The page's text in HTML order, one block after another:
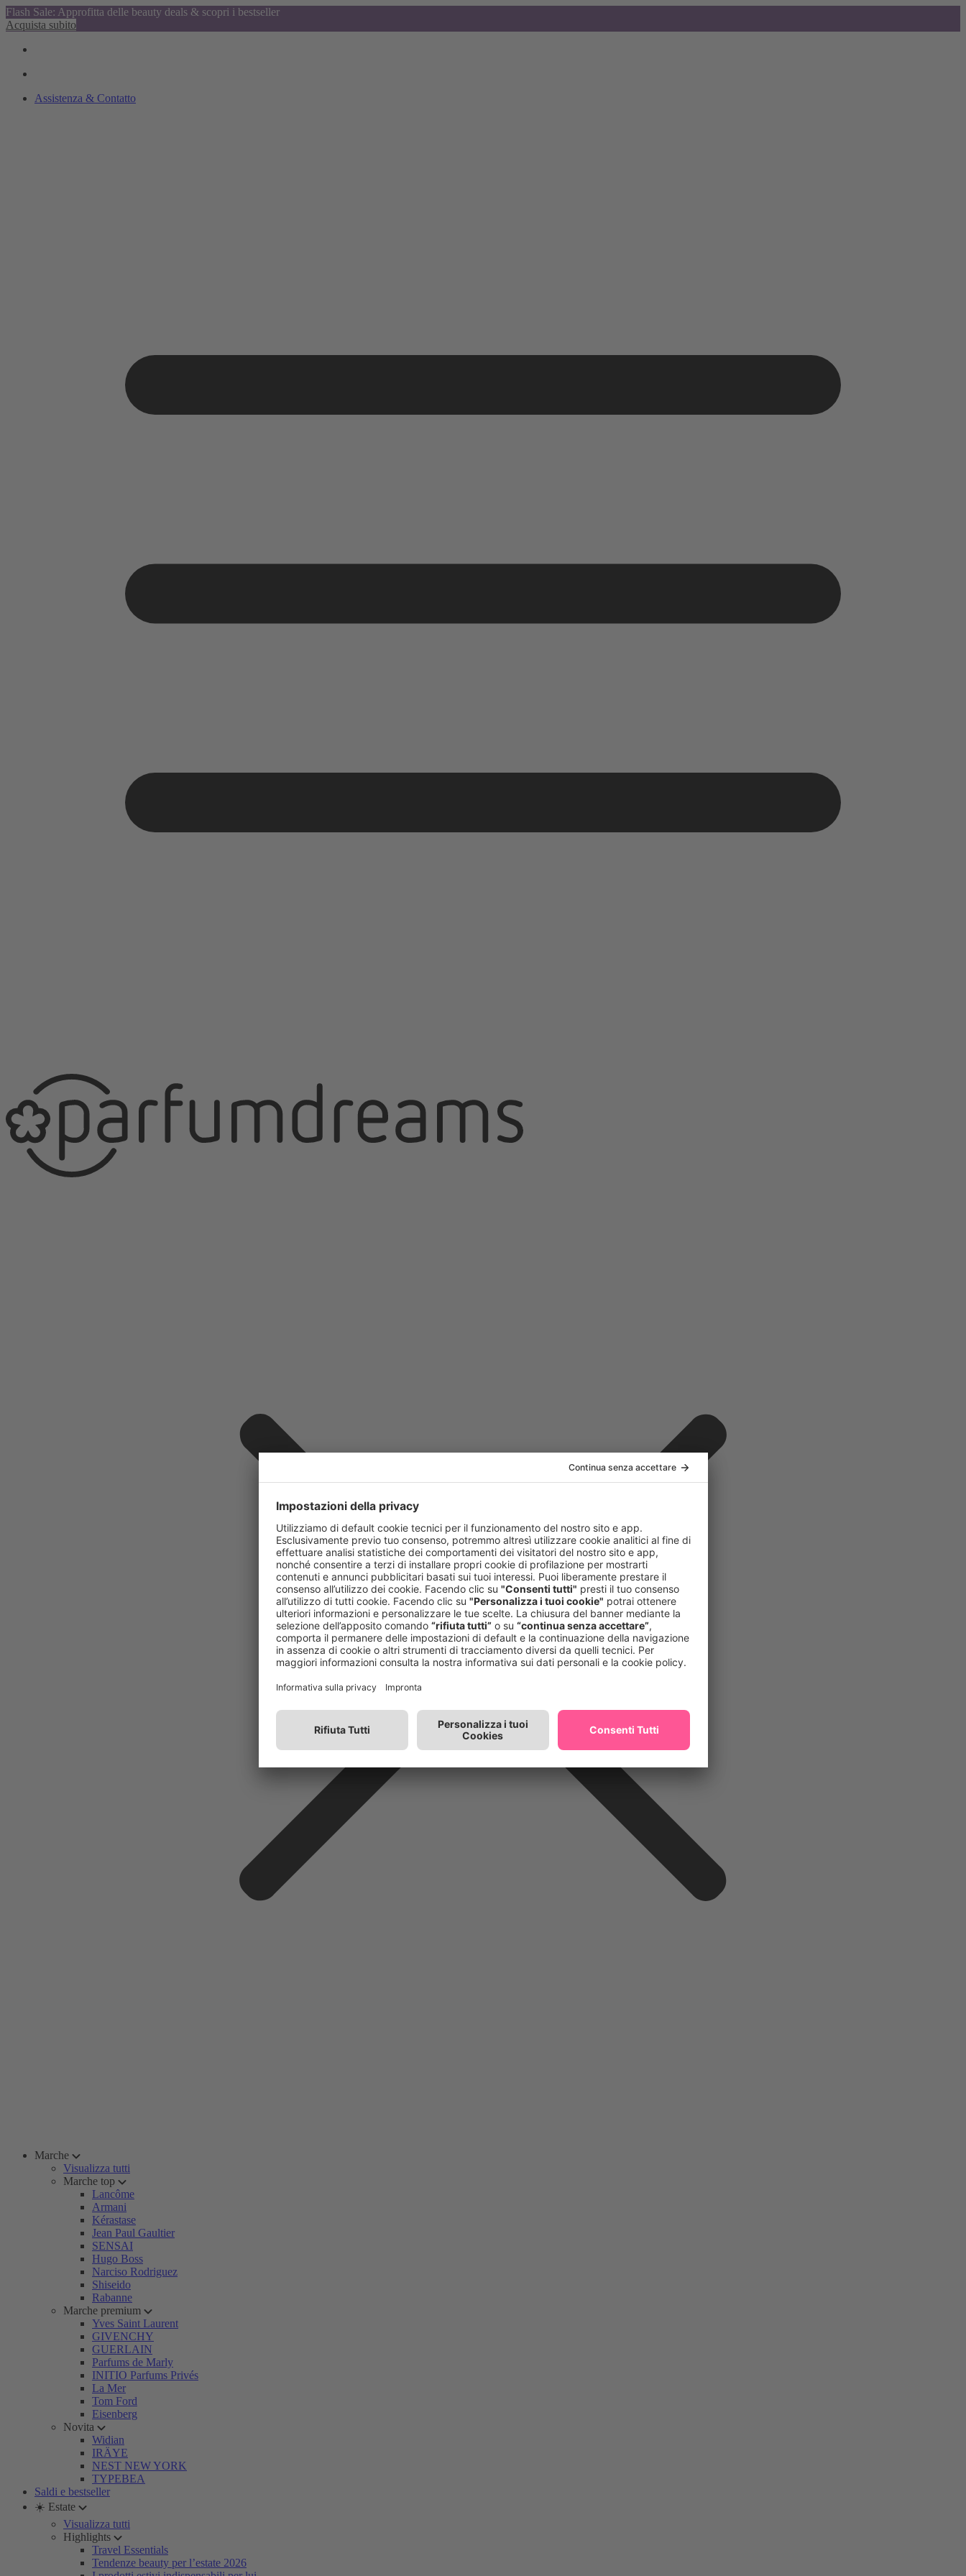
Flash Sale: Approfitta delle beauty deals & scopri i bestseller
Acquista subito
Assistenza & Contatto
Marche
Visualizza tutti
Marche top
Lancôme
Armani
Kérastase
Jean Paul Gaultier
SENSAI
Hugo Boss
Narciso Rodriguez
Shiseido
Rabanne
Marche premium
Yves Saint Laurent
GIVENCHY
GUERLAIN
Parfums de Marly
INITIO Parfums Privés
La Mer
Tom Ford
Eisenberg
Novita
Widian
IRÄYE
NEST NEW YORK
TYPEBEA
Saldi e bestseller
☀️ Estate
Visualizza tutti
Highlights
Travel Essentials
Tendenze beauty per l’estate 2026